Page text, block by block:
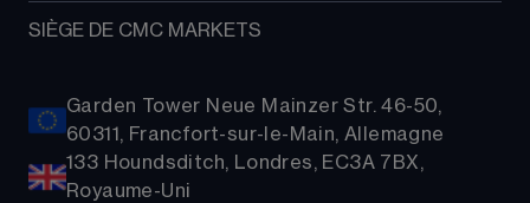
SIÈGE DE CMC MARKETS
Garden Tower Neue Mainzer Str. 46-50,
60311, Francfort-sur-le-Main, Allemagne
133 Houndsditch, Londres, EC3A 7BX,
Royaume-Uni